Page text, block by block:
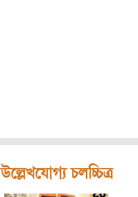
উল্লেখযোগ্য চলচ্চিত্র